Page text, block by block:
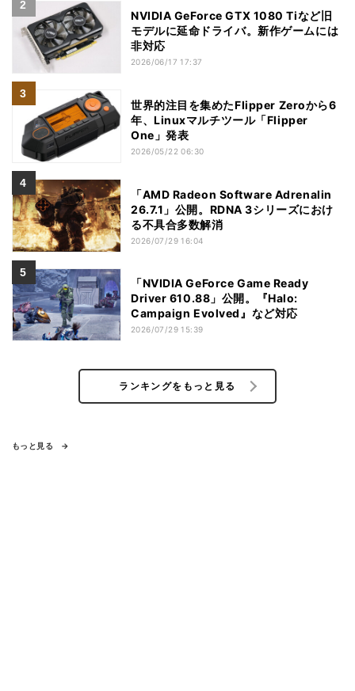
NVIDIA GeForce GTX 1080 Tiなど旧
モデルに延命ドライバ。新作ゲームには
非対応
2026/06/17 17:37
世界的注目を集めたFlipper Zeroから6
年、Linuxマルチツール「Flipper
One」発表
2026/05/22 06:30
「AMD Radeon Software Adrenalin
26.7.1」公開。RDNA 3シリーズにおけ
る不具合多数解消
2026/07/29 16:04
「NVIDIA GeForce Game Ready
Driver 610.88」公開。『Halo:
Campaign Evolved』など対応
2026/07/29 15:39
ランキングをもっと見る
もっと見る